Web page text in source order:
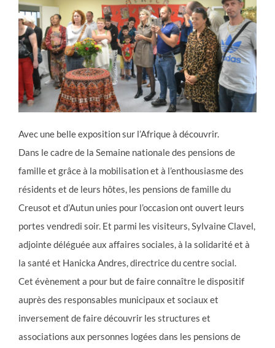
Avec une belle exposition sur l’Afrique à découvrir.
Dans le cadre de la Semaine nationale des pensions de
famille et grâce à la mobilisation et à l’enthousiasme des
résidents et de leurs hôtes, les pensions de famille du
Creusot et d’Autun unies pour l’occasion ont ouvert leurs
portes vendredi soir. Et parmi les visiteurs, Sylvaine Clavel,
adjointe déléguée aux affaires sociales, à la solidarité et à
la santé et Hanicka Andres, directrice du centre social.
Cet évènement a pour but de faire connaître le dispositif
auprès des responsables municipaux et sociaux et
inversement de faire découvrir les structures et
associations aux personnes logées dans les pensions de